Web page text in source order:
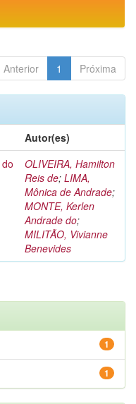
Anterior 1 Próxima
Autor(es)
OLIVEIRA, Hamilton
Reis de; LIMA,
Mônica de Andrade;
MONTE, Kerlen
Andrade do;
MILITÃO, Vivianne
Benevides
1
1